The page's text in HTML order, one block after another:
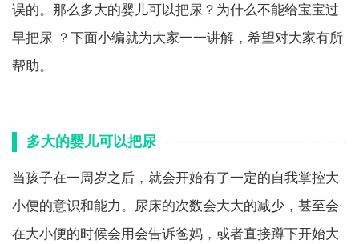
误的。那么多大的婴儿可以把尿？为什么不能给宝宝过
早把尿 ？下面小编就为大家一一讲解，希望对大家有所
帮助。
多大的婴儿可以把尿
当孩子在一周岁之后，就会开始有了一定的自我掌控大
小便的意识和能力。尿床的次数会大大的减少，甚至会
在大小便的时候会用会告诉爸妈，或者直接蹲下开始大